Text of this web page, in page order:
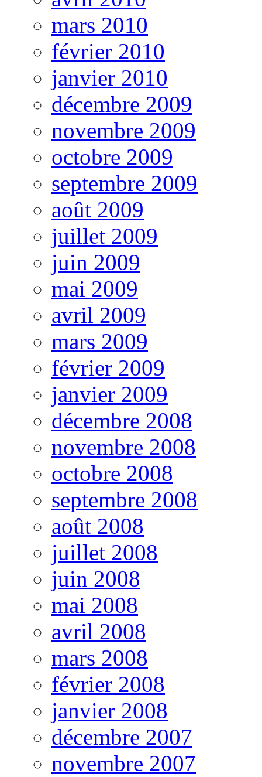
mars 2010
février 2010
janvier 2010
décembre 2009
novembre 2009
octobre 2009
septembre 2009
août 2009
juillet 2009
juin 2009
mai 2009
avril 2009
mars 2009
février 2009
janvier 2009
décembre 2008
novembre 2008
octobre 2008
septembre 2008
août 2008
juillet 2008
juin 2008
mai 2008
avril 2008
mars 2008
février 2008
janvier 2008
décembre 2007
novembre 2007